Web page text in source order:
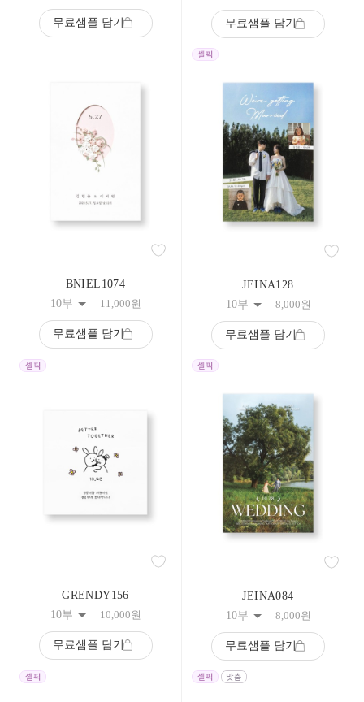
무료샘플 담기 무료샘플 담기
BNIEL1074
10부
11,000원
무료샘플 담기
JEINA128
10부
8,000원
무료샘플 담기
GRENDY156
10부
10,000원
무료샘플 담기
JEINA084
10부
8,000원
무료샘플 담기